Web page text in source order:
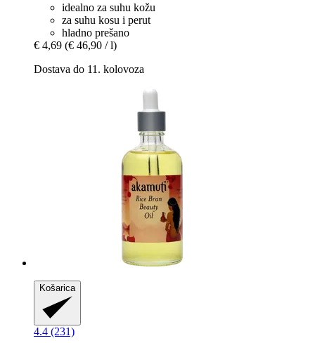
idealno za suhu kožu
za suhu kosu i perut
hladno prešano
€ 4,69 (€ 46,90 / l)
Dostava do 11. kolovoza
Košarica
4.4 (231)